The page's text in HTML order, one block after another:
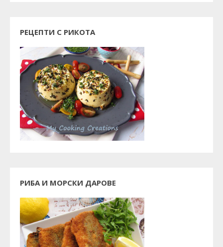
РЕЦЕПТИ С РИКОТА
РИБА И МОРСКИ ДАРОВЕ